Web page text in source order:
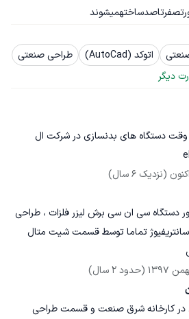
اتوکد (AutoCad)
طراحی صنعتی
دیگر
وقت دستگاه های بدنسازی در شرکت ال
(نزدیک 6 سال)
دستگاه سی ان سی برش لیزر فلزات ، طراحی
تماما توسط قسمت شیت متال
(حدود 2 سال)
کارخانه شرق صنعت و قسمت طراحی